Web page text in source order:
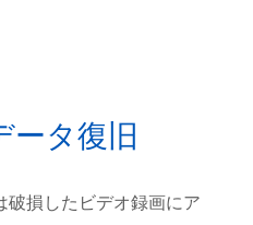
ータ復旧
破損したビデオ録画にア